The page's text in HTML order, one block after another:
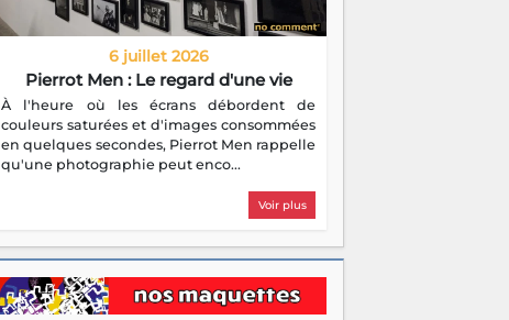
6 juillet 2026
Pierrot Men : Le regard d'une vie
À l'heure où les écrans débordent de
couleurs saturées et d'images consommées
en quelques secondes, Pierrot Men rappelle
qu'une photographie peut enco...
Voir plus